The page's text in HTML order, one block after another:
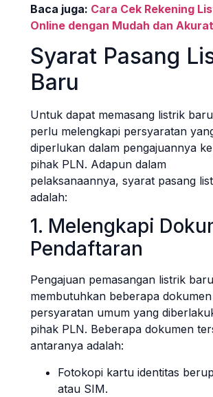
Baca juga: Cara Cek Rekening
Online dengan Mudah dan Akurat
Syarat Pasang
Baru
Untuk dapat memasang listrik
perlu melengkapi persyaratan
diperlukan dalam pengajuannya
pihak PLN. Adapun dalam
pelaksanaannya, syarat pasang
adalah:
1. Melengkapi
Pendaftaran
Pengajuan pemasangan listrik baru
membutuhkan beberapa dokumen
persyaratan umum yang
pihak PLN. Beberapa dokumen
antaranya adalah:
Fotokopi kartu identitas
atau SIM.